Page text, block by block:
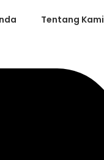
Tentang Kami